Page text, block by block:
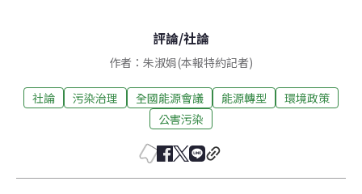
評論/社論
作者：朱淑娟(本報特約記者)
社論 污染治理 全國能源會議 能源轉型
環境政策
公害污染